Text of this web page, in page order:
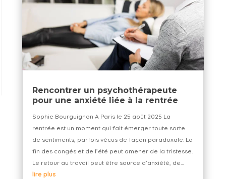
Rencontrer un psychothérapeute
pour une anxiété liée à la rentrée
Sophie Bourguignon A Paris le 25 août 2025 La
rentrée est un moment qui fait émerger toute sorte
de sentiments, parfois vécus de façon paradoxale. La
fin des congés et de l’été peut amener de la tristesse.
Le retour au travail peut être source d’anxiété, de...
lire plus